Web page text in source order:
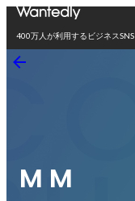
400万人が利用するビジネスSNS
M M